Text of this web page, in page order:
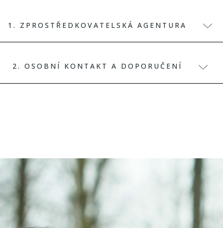
1. ZPROSTŘEDKOVATELSKÁ AGENTURA
2. OSOBNÍ KONTAKT A DOPORUČENÍ